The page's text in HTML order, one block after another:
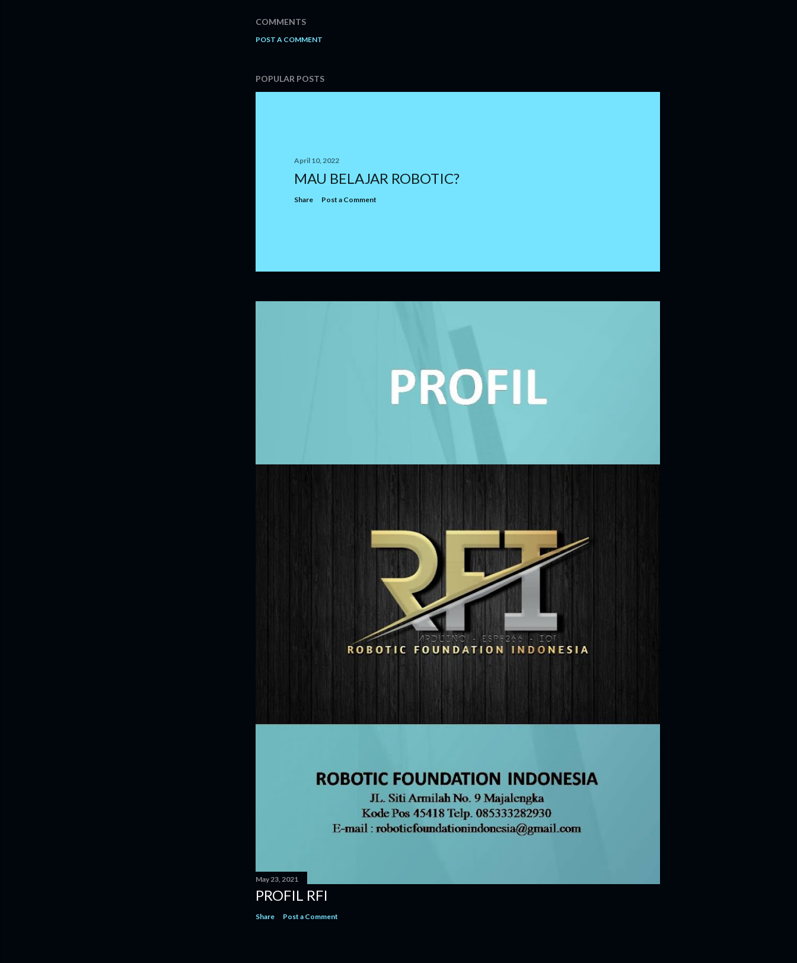
COMMENTS
POST A COMMENT
POPULAR POSTS
April 10, 2022
MAU BELAJAR ROBOTIC?
Share Post a Comment
May 23, 2021
PROFIL RFI
Share Post a Comment